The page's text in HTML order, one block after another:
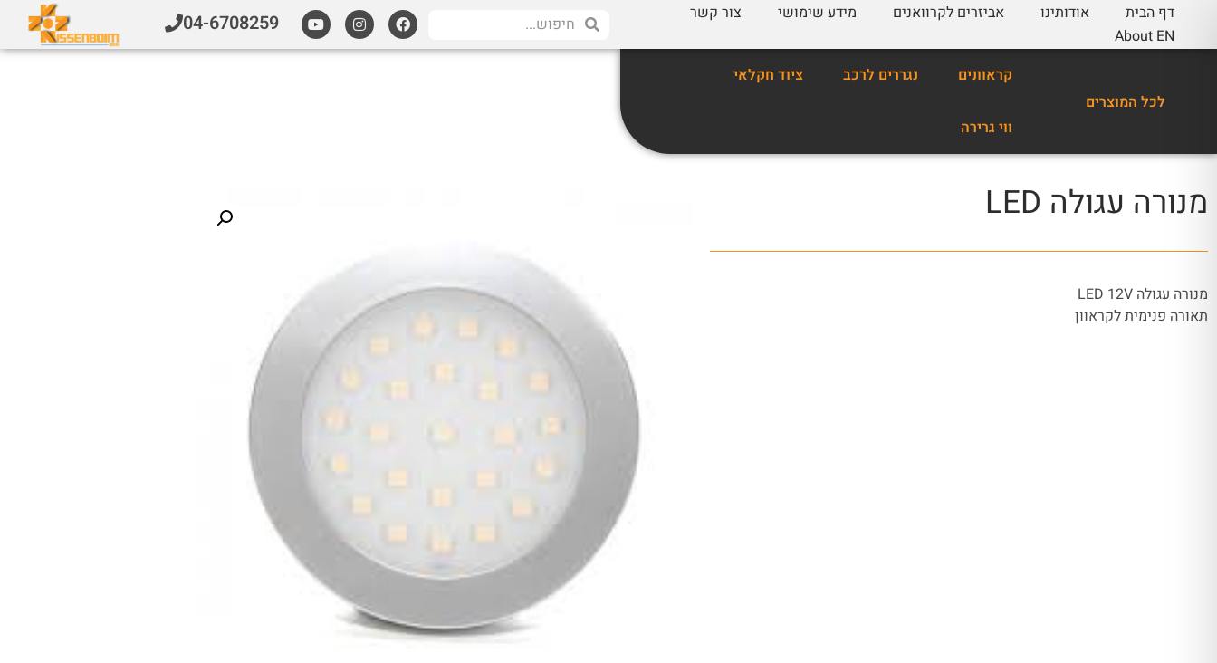
דף הבית אודותינו אביזרים לקרוואנים מידע שימושי
צור קשר
About EN
04-6708259
לכל המוצרים
קראוונים נגררים לרכב ציוד חקלאי
ווי גרירה
מנורה עגולה LED
מנורה עגולה LED 12V
תאורה פנימית לקראוון